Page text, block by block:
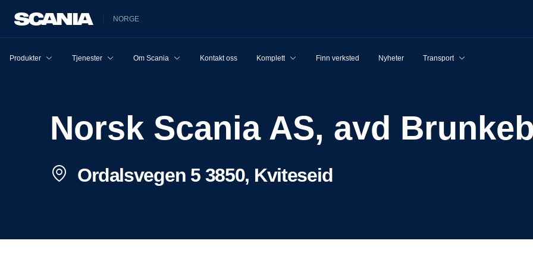
NORGE
Produkter Tjenester Om Scania Kontakt oss Komplett Finn verksted Nyheter Transport
Norsk Scania AS, avd
Ordalsvegen 5 3850, Kviteseid